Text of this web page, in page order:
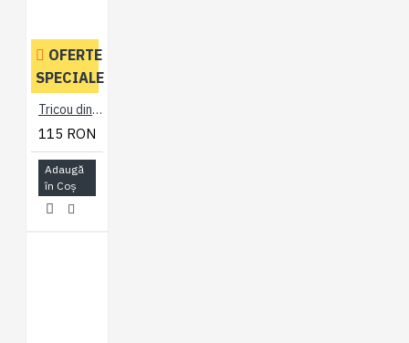
OFERTE
SPECIALE
Tricou din bumbac PLAIN NEGRU - T-SHIRT PLAIN BLACK - 2XL 3XL 4XL 5XL 6XL 7XL
115 RON
Adaugă
în Coş